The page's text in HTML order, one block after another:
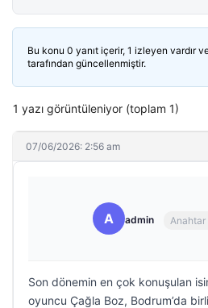
Bu konu 0 yanıt içerir, 1 izleyen vardır
tarafından güncellenmiştir.
1 yazı görüntüleniyor (toplam 1)
07/06/2026: 2:56 am
A admin
Son dönemin en çok konuşulan
oyuncu Çağla Boz, Bodrum’da